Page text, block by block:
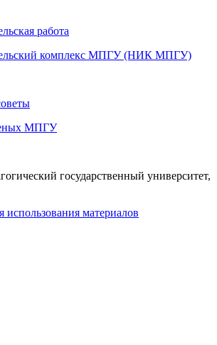
работа
комплекс МПГУ (НИК МПГУ)
МПГУ
государственный университет,
использования материалов